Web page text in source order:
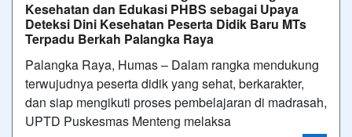
Kesehatan dan Edukasi PHBS sebagai Upaya
Deteksi Dini Kesehatan Peserta Didik Baru MTs
Terpadu Berkah Palangka Raya
Palangka Raya, Humas – Dalam rangka mendukung
terwujudnya peserta didik yang sehat, berkarakter,
dan siap mengikuti proses pembelajaran di madrasah,
UPTD Puskesmas Menteng melaksa